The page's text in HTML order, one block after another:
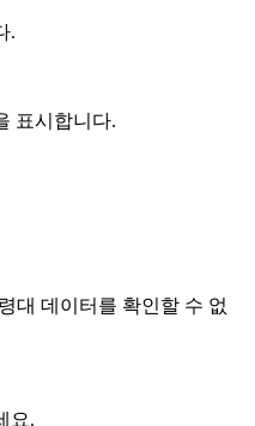
.
표시합니다.
대 데이터를 확인할 수 없
요.